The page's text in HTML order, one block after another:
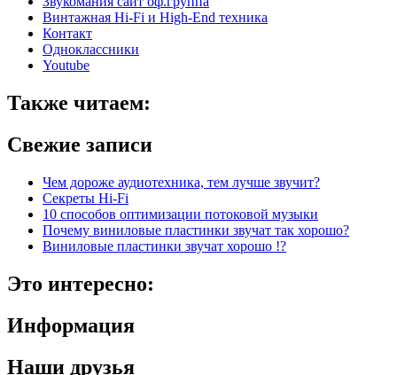
Винтажная Hi-Fi и High-End техника
Контакт
Одноклассники
Youtube
Также читаем:
Свежие записи
Чем дороже аудиотехника, тем лучше звучит?
Секреты Hi-Fi
10 способов оптимизации потоковой музыки
Почему виниловые пластинки звучат так хорошо?
Виниловые пластинки звучат хорошо !?
Это интересно:
Информация
Наши друзья